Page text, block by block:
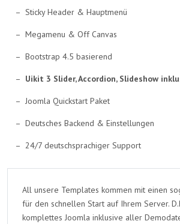
Sticky Header & Hauptmenü
Megamenu & Off Canvas
Bootstrap 4.5 basierend
Uikit 3 Slider, Accordion, Slideshow
Joomla Quickstart Paket
Deutsches Backend & Einstellungen
24/7 deutschsprachiger Support
All unsere Templates kommen mit einen
für den schnellen Start auf Ihrem Server.
komplettes Joomla inklusive aller